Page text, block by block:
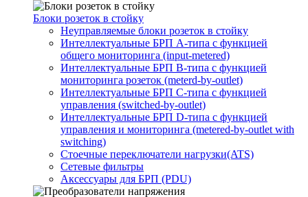
Блоки розеток в стойку
Неуправляемые блоки розеток в стойку
Интеллектуальные БРП А-типа с функцией
общего мониторинга (input-metered)
Интеллектуальные БРП B-типа с функцией
мониторинга розеток (meterd-by-outlet)
Интеллектуальные БРП C-типа с функцией
управления (switched-by-outlet)
Интеллектуальные БРП D-типа с функцией
управления и мониторинга (metered-by-outlet with
switching)
Стоечные переключатели нагрузки(ATS)
Сетевые фильтры
Аксессуары для БРП (PDU)